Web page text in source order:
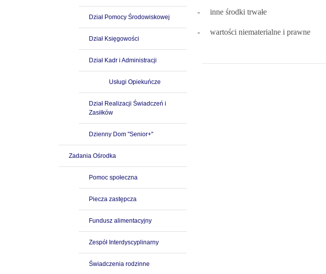
Dział Pomocy Środowiskowej
Dział Księgowości
Dział Kadr i Administracji
Usługi Opiekuńcze
Dział Realizacji Świadczeń i
Zasiłków
Dzienny Dom "Senior+"
Zadania Ośrodka
Pomoc społeczna
Piecza zastępcza
Fundusz alimentacyjny
Zespół Interdyscyplinarny
Świadczenia rodzinne
- inne środki trwałe
- wartości niematerialne i prawne